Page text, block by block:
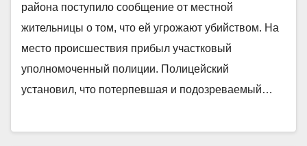
района поступило сообщение от местной
жительницы о том, что ей угрожают убийством. На
место происшествия прибыл участковый
уполномоченный полиции. Полицейский
установил, что потерпевшая и подозреваемый…